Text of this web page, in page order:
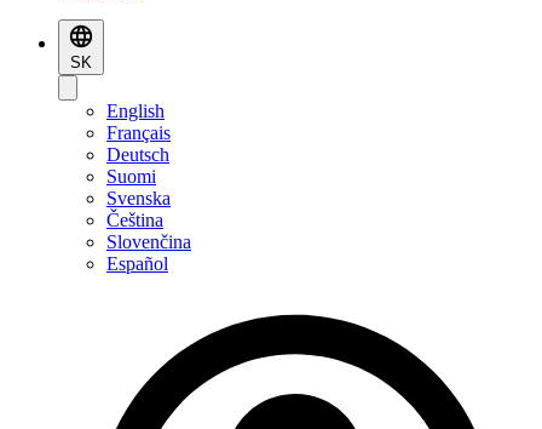
SK
English
Français
Deutsch
Suomi
Svenska
Čeština
Slovenčina
Español